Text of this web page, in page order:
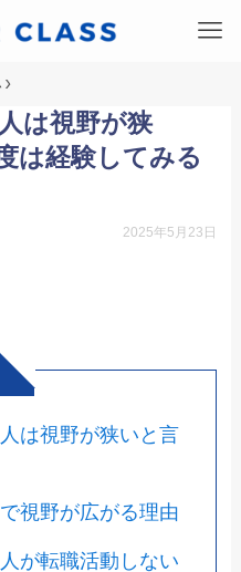
は視野が狭
は経験してみる
2025年5月23日
は視野が狭いと言
視野が広がる理由
が転職活動しない